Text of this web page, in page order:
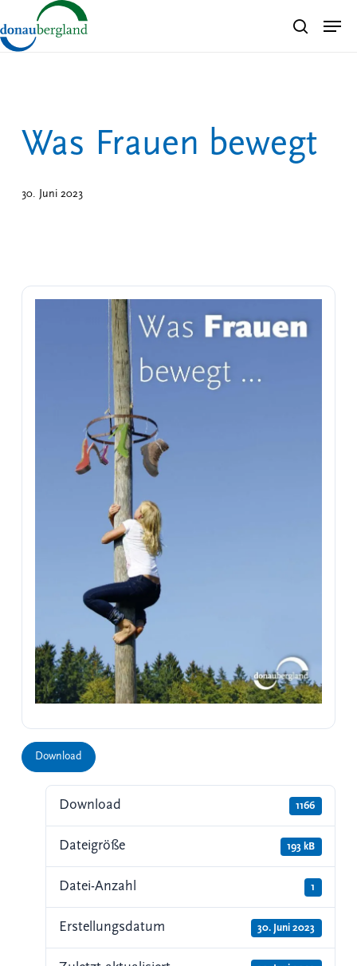
to
main
search
Was Frauen bewegt
30. Juni 2023
Download
Download 1166
Dateigröße 193 kB
Datei-Anzahl 1
Erstellungsdatum 30. Juni 2023